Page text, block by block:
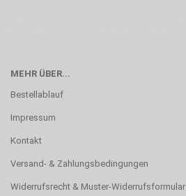
MEHR ÜBER...
Bestellablauf
Impressum
Kontakt
Versand- & Zahlungsbedingungen
Widerrufsrecht & Muster-Widerrufsformular